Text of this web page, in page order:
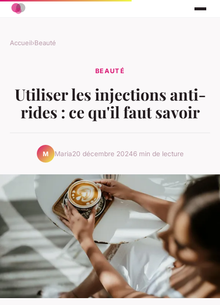
Accueil›Beauté
BEAUTÉ
Utiliser les injections anti-
rides : ce qu'il faut savoir
M Maria20 décembre 20246 min de lecture